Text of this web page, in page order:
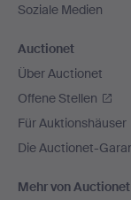
Soziale Medien
Auctionet
Über Auctionet
Offene Stellen
Für Auktionshäuser
Die Auctionet-
Mehr von Auctionet